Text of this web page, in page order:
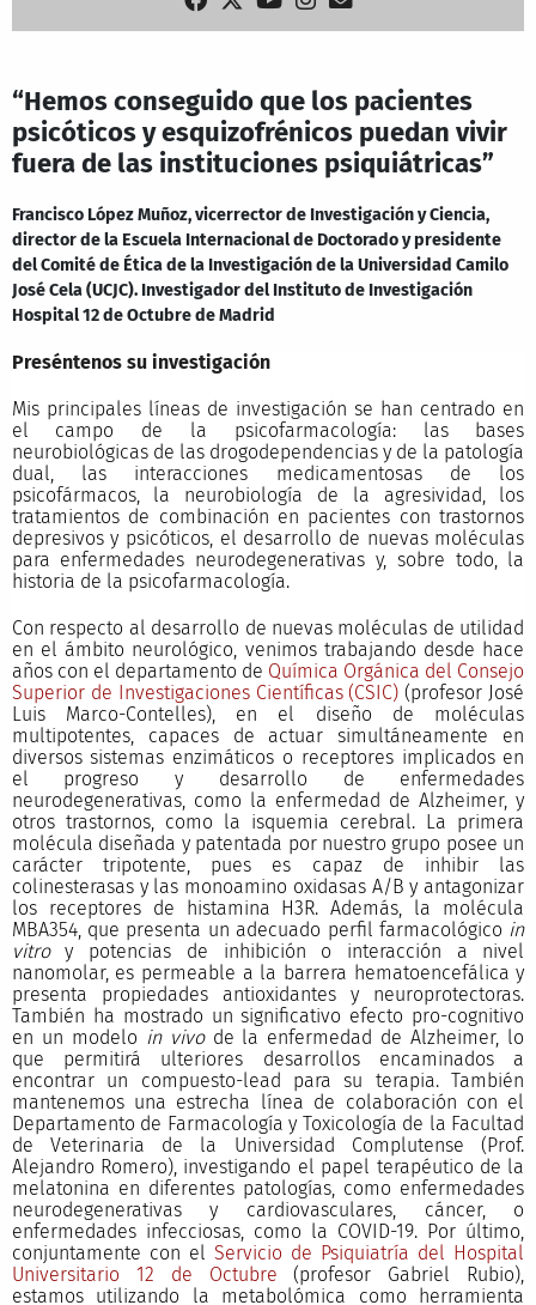
“Hemos conseguido que los pacientes
psicóticos y esquizofrénicos puedan vivir
fuera de las instituciones psiquiátricas”
Francisco López Muñoz, vicerrector de Investigación y Ciencia,
director de la Escuela Internacional de Doctorado y presidente
del Comité de Ética de la Investigación de la Universidad Camilo
José Cela (UCJC). Investigador del Instituto de Investigación
Hospital 12 de Octubre de Madrid
Preséntenos su investigación
Mis principales líneas de investigación se han centrado en
el campo de la psicofarmacología: las bases
neurobiológicas de las drogodependencias y de la patología
dual, las interacciones medicamentosas de los
psicofármacos, la neurobiología de la agresividad, los
tratamientos de combinación en pacientes con trastornos
depresivos y psicóticos, el desarrollo de nuevas moléculas
para enfermedades neurodegenerativas y, sobre todo, la
historia de la psicofarmacología.
Con respecto al desarrollo de nuevas moléculas de utilidad
en el ámbito neurológico, venimos trabajando desde hace
años con el departamento de Química Orgánica del Consejo
Superior de Investigaciones Científicas (CSIC) (profesor José
Luis Marco-Contelles), en el diseño de moléculas
multipotentes, capaces de actuar simultáneamente en
diversos sistemas enzimáticos o receptores implicados en
el progreso y desarrollo de enfermedades
neurodegenerativas, como la enfermedad de Alzheimer, y
otros trastornos, como la isquemia cerebral. La primera
molécula diseñada y patentada por nuestro grupo posee un
carácter tripotente, pues es capaz de inhibir las
colinesterasas y las monoamino oxidasas A/B y antagonizar
los receptores de histamina H3R. Además, la molécula
MBA354, que presenta un adecuado perfil farmacológico in
vitroy potencias de inhibición o interacción a nivel
nanomolar, es permeable a la barrera hematoencefálica y
presenta propiedades antioxidantes y neuroprotectoras.
También ha mostrado un significativo efecto pro-cognitivo
en un modelo in vivode la enfermedad de Alzheimer, lo
que permitirá ulteriores desarrollos encaminados a
encontrar un compuesto-lead para su terapia. También
mantenemos una estrecha línea de colaboración con el
Departamento de Farmacología y Toxicología de la Facultad
de Veterinaria de la Universidad Complutense (Prof.
Alejandro Romero), investigando el papel terapéutico de la
melatonina en diferentes patologías, como enfermedades
neurodegenerativas y cardiovasculares, cáncer, o
enfermedades infecciosas, como la COVID-19. Por último,
conjuntamente con el Servicio de Psiquiatría del Hospital
Universitario 12 de Octubre (profesor Gabriel Rubio),
estamos utilizando la metabolómica como herramienta